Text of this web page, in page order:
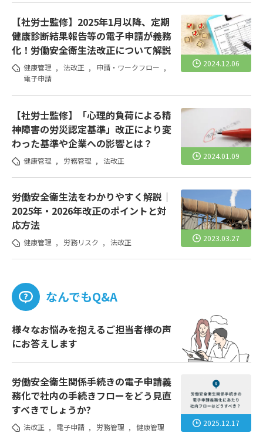
2024.12.06
【社労士監修】2025年1月以降、定期
健康診断結果報告等の電子申請が義務
化！労働安全衛生法改正について解説
健康管理 , 法改正 , 申請・ワークフロー ,
電子申請
2024.01.09
【社労士監修】「心理的負荷による精
神障害の労災認定基準」改正により変
わった基準や企業への影響とは？
健康管理 , 労務管理 , 法改正
2023.03.27
労働安全衛生法をわかりやすく解説｜
2025年・2026年改正のポイントと対
応方法
健康管理 , 労務リスク , 法改正
なんでもQ&A
様々なお悩みを抱えるご担当者様の声
にお答えします
2025.12.17
労働安全衛生関係手続きの電子申請義
務化で社内の手続きフローをどう見直
すべきでしょうか?
法改正 , 電子申請 , 労務管理 , 健康管理